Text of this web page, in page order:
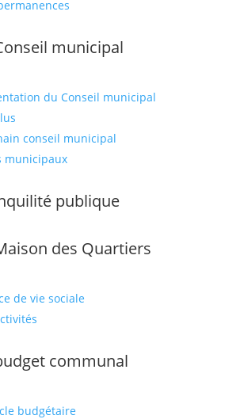
municipal
du Conseil municipal
conseil municipal
municipaux
publique
des Quartiers
de vie sociale
communal
budgétaire